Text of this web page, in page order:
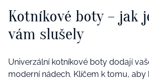
Kotníkové boty – jak
vám slušely
Univerzální kotníkové boty dodají
moderní nádech. Klíčem k tomu,